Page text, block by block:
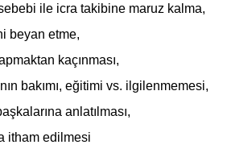
ile icra takibine maruz kalma,
beyan etme,
kaçınması,
bakımı, eğitimi vs. ilgilenmemesi,
anlatılması,
itham edilmesi